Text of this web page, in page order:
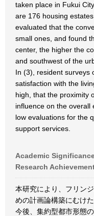
taken place in Fukui
are 176 housing
evaluated that the
small ones, and found
center, the higher the
and southwest of the
In (3), resident surveys
satisfaction with the
high, that the proximity
influence on the overall
low evaluations for the
support services.
Academic
Research
本研究により、フリン
めの計画論構築にむけ
今後、集約型都市形態